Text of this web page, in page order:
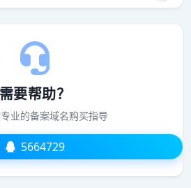
需要帮助？
业的备案域名购买指导
5664729